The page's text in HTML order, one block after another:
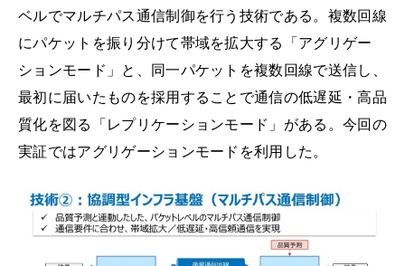
ベルでマルチパス通信制御を行う技術である。複数回線
にパケットを振り分けて帯域を拡大する「アグリゲー
ションモード」と、同一パケットを複数回線で送信し、
最初に届いたものを採用することで通信の低遅延・高品
質化を図る「レプリケーションモード」がある。今回の
実証ではアグリゲーションモードを利用した。